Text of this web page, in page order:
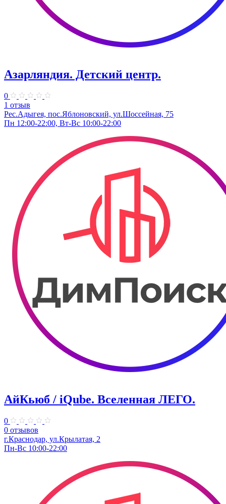
Азарляндия. ​Детский центр.
0
1 отзыв
Рес.Адыгея, пос.Яблоновский, ул.Шоссейная, 75
Пн 12:00-22:00, Вт-Вс 10:00-22:00
АйКьюб / iQube. Вселенная ЛЕГО.
0
0 отзывов
г.Краснодар, ул.Крылатая, 2
Пн-Вс 10:00-22:00